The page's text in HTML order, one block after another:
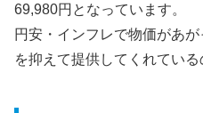
69,980円となっています。
円安・インフレで物価があ
を抑えて提供してくれている